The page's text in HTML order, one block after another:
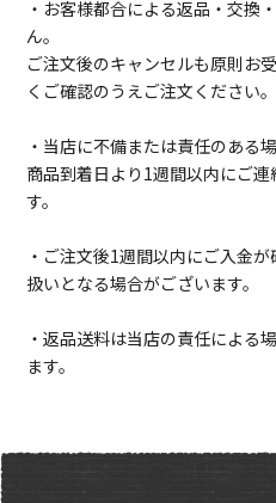
・お客様都合による返品・交換
ん。
ご注文後のキャンセルも原則お
くご確認のうえご注文ください。
・当店に不備または責任のある
商品到着日より1週間以内にご
す。
・ご注文後1週間以内にご入金
扱いとなる場合がございます。
・返品送料は当店の責任による
ます。